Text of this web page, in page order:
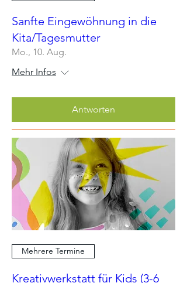
Sanfte Eingewöhnung in die
Kita/Tagesmutter
Mo., 10. Aug.
Mehr Infos
Antworten
Mehrere Termine
Kreativwerkstatt für Kids (3-6